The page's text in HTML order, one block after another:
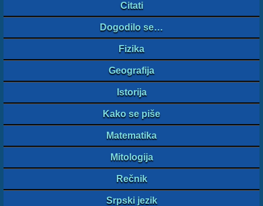
Citati
Dogodilo se…
Fizika
Geografija
Istorija
Kako se piše
Matematika
Mitologija
Rečnik
Srpski jezik